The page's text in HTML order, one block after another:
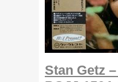
Stan Getz